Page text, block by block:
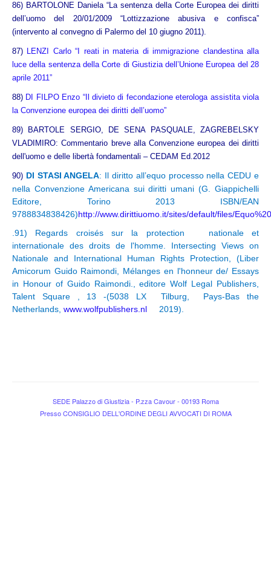
86) BARTOLONE Daniela “La sentenza della Corte Europea dei diritti
dell’uomo del 20/01/2009 “Lottizzazione abusiva e confisca”
(intervento al convegno di Palermo del 10 giugno 2011).
87) LENZI Carlo “I reati in materia di immigrazione clandestina alla
luce della sentenza della Corte di Giustizia dell’Unione Europea del 28
aprile 2011”
88) DI FILPO Enzo “Il divieto di fecondazione eterologa assistita viola
la Convenzione europea dei diritti dell’uomo”
89)
BARTOLE SERGIO, DE SENA PASQUALE, ZAGREBELSKY
VLADIMIRO: Commentario breve alla Convenzione europea dei diritti
dell'uomo e delle libertà fondamentali – CEDAM Ed.2012
90) DI STASI ANGELA: Il diritto all’equo processo nella CEDU e
nella Convenzione Americana sui diritti umani (G. Giappichelli
Editore, Torino 2013 ISBN/EAN
9788834838426)http://www.dirittiuomo.it/sites/default/files/
.91) Regards croisés sur la protection nationale et
internationale des droits de l'homme. Intersecting Views on
Nationale and International Human Rights Protection, (Liber
Amicorum Guido Raimondi, Mélanges en l'honneur de/ Essays
in Honour of Guido Raimondi., editore Wolf Legal Publishers,
Talent Square , 13 -(5038 LX Tilburg, Pays-Bas the
Netherlands, www.wolfpublishers.nl 2019).
SEDE Palazzo di Giustizia - P.zza Cavour - 00193 Roma
Presso CONSIGLIO DELL'ORDINE DEGLI AVVOCATI DI ROMA